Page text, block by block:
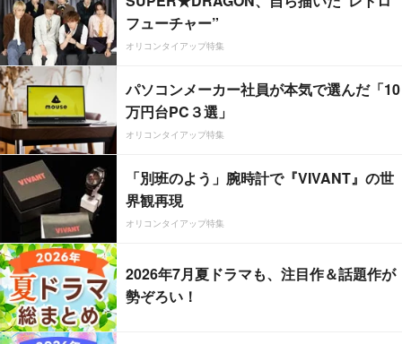
フューチャー”
オリコンタイアップ特集
パソコンメーカー社員が本気で選んだ「10
万円台PC３選」
オリコンタイアップ特集
「別班のよう」腕時計で『VIVANT』の世
界観再現
オリコンタイアップ特集
2026年7月夏ドラマも、注目作＆話題作が
勢ぞろい！